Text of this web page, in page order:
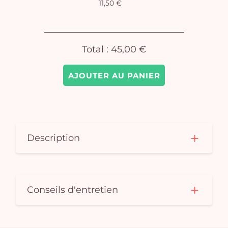
AJOUTER AU PANIER
11,50 €
Total : 45,00 €
Description
Conseils d'entretien